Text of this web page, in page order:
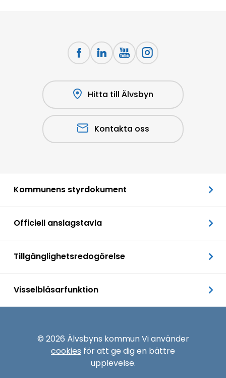
Hitta till Älvsbyn
Kontakta oss
Kommunens styrdokument
Officiell anslagstavla
Tillgänglighetsredogörelse
Visselblåsarfunktion
© 2026 Älvsbyns kommun Vi använder
cookies för att ge dig en bättre
upplevelse.